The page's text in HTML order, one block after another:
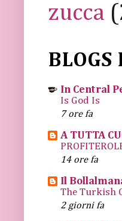
zucca
BLOGS
In Central
Is God Is
7 ore fa
A TUTTA
14 ore fa
Il
The Turkish
2 giorni fa